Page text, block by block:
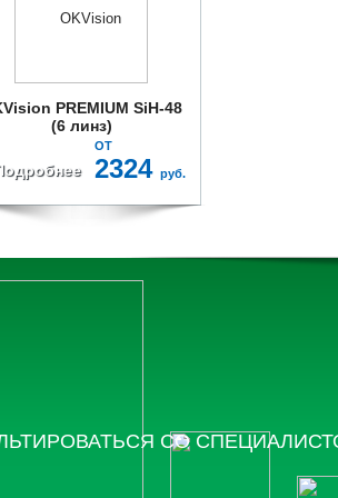
PREMIUM SiH-48
(6 линз)
ОТ
2324 руб.
СО